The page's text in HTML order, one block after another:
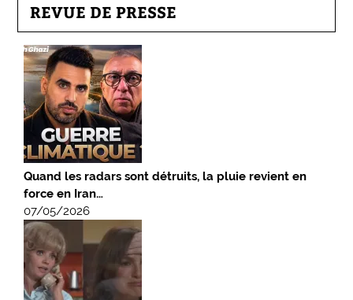
REVUE DE PRESSE
Quand les radars sont détruits, la pluie revient en
force en Iran…
07/05/2026